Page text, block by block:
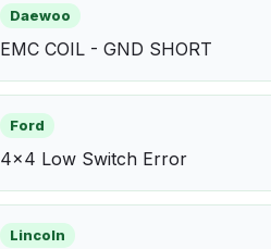
Daewoo
EMC COIL - GND SHORT
Ford
4x4 Low Switch Error
Lincoln